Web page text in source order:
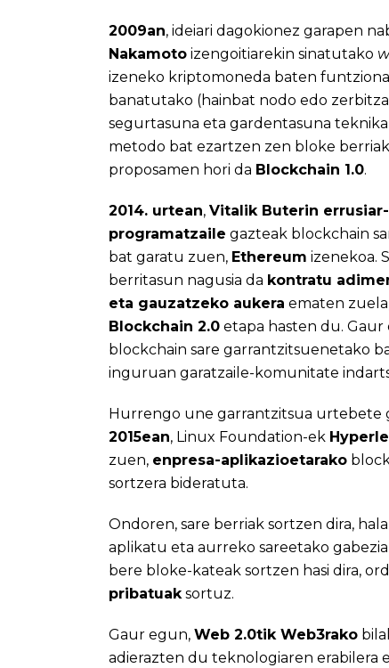
2009an, ideiari dagokionez garapen
Nakamoto izengoitiarekin sinatutako
izeneko kriptomoneda baten
banatutako (hainbat nodo edo
segurtasuna eta gardentasuna
metodo bat ezartzen zen bloke
proposamen hori da Blockchain 1.0.
2014. urtean, Vitalik Buterin
programatzaile gazteak blockchain
bat garatu zuen, Ethereum izenekoa.
berritasun nagusia da kontratu
eta gauzatzeko aukera ematen
Blockchain 2.0 etapa hasten du.
blockchain sare garrantzitsuenetako
inguruan garatzaile-komunitate
Hurrengo une garrantzitsua urtebete
2015ean, Linux Foundation-ek
zuen, enpresa-aplikazioetarako
sortzera bideratuta.
Ondoren, sare berriak sortzen dira,
aplikatu eta aurreko sareetako
bere bloke-kateak sortzen hasi dira,
pribatuaksortuz.
Gaur egun, Web 2.0tik Web3rako
adierazten du teknologiaren erabilera